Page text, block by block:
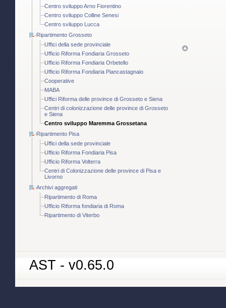
Centro sviluppo Arno Fiorentino
Centro sviluppo Colline Senesi
Centro sviluppo Lucca
Ripartimento Grosseto
Uffici della sede provinciale
Ufficio Riforma Fondiaria Grosseto
Ufficio Riforma Fondiaria Orbetello
Ufficio Riforma Fondiaria Piancastagnaio
Cooperative
MABA
Uffici Riforma delle province di Grosseto e Siena
Centri di colonizzazione delle province di Grosseto
e Siena
Centro sviluppo Maremma Grossetana
Ripartimento Pisa
Uffici della sede provinciale
Ufficio Riforma Fondiaria Pisa
Ufficio Riforma Volterra
Centri di Colonizzazione delle province di Pisa e
Livorno
Archivi aggregati
Ripartimento di Roma
Ufficio Riforma fondiaria di Roma
Ripartimento di Viterbo
AST - v0.65.0